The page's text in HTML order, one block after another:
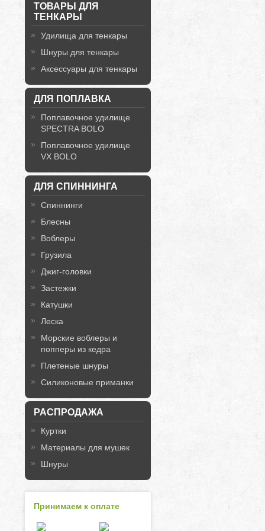
ТОВАРЫ ДЛЯ
ТЕНКАРЫ
Удилища для тенкары
Шнуры для тенкары
Аксессуары для тенкары
ДЛЯ ПОПЛАВКА
Поплавочное удилище
SPECTRA BOLO
Поплавочное удилище
VX BOLO
ДЛЯ СПИННИНГА
Спиннинги
Блесны
Воблеры
Грузила
Джиг-головки
Застежки
Катушки
Леска
Морские воблеры и
попперы из кедра
Плетеные шнуры
Силиконовые приманки
РАСПРОДАЖА
Куртки
Материалы для мушек
Шнуры
Принимаем к оплате